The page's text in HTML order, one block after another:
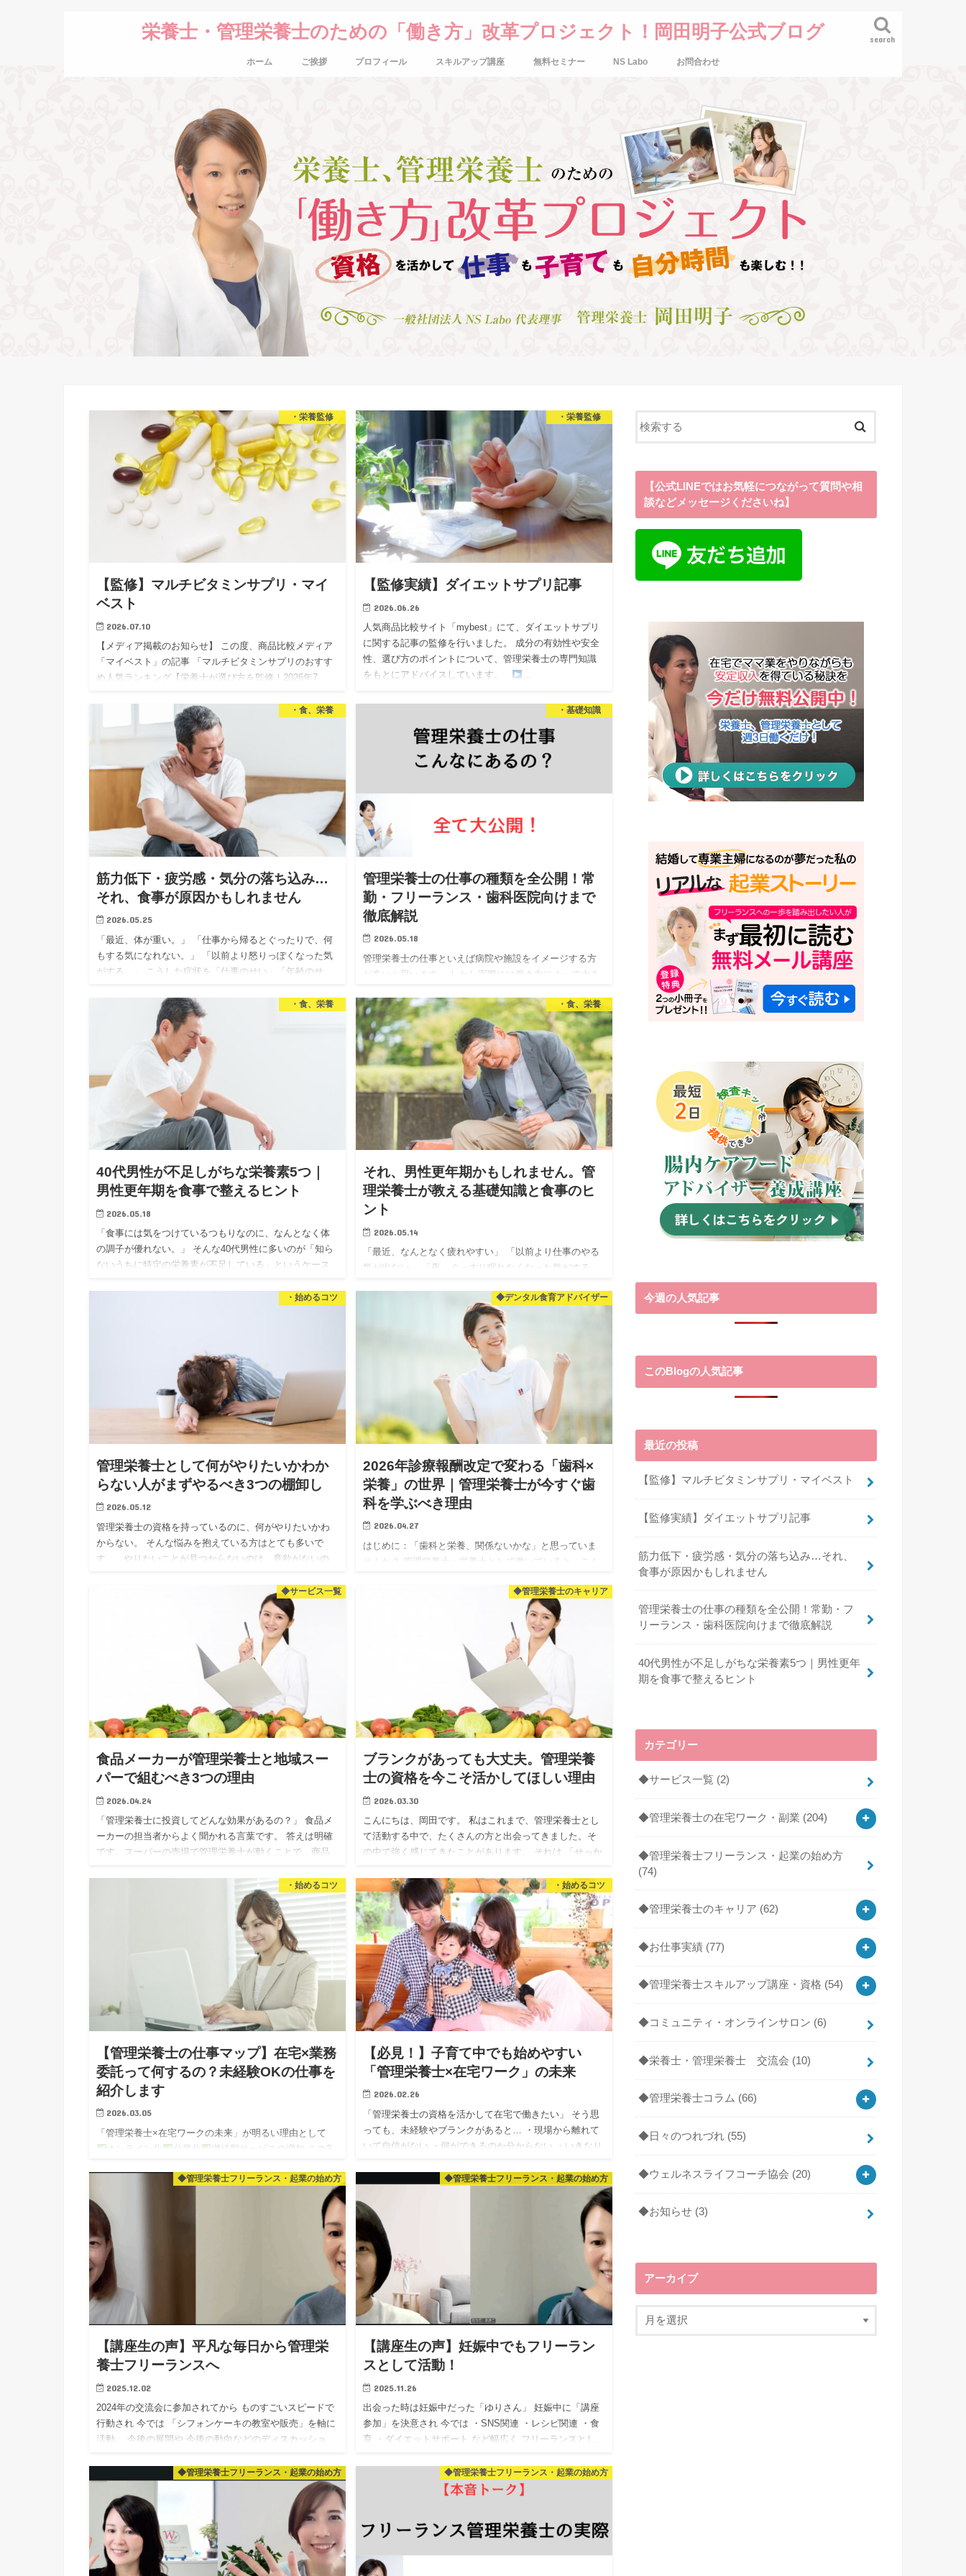
栄養士・管理栄養士のための「働き方」改革プロジェクト！岡田明子公式ブログ search
ホーム ご挨拶 プロフィール スキルアップ講座 無料セミナー NS Labo お問合わせ
・栄養監修
【監修】マルチビタミンサプリ・マイ
ベスト
2026.07.10
【メディア掲載のお知らせ】 この度、商品比較メディア
「マイベスト」の記事 「マルチビタミンサプリのおすす
め人気ランキング【栄養士が選び方を監修！2026年7
・栄養監修
【監修実績】ダイエットサプリ記事
2026.06.26
人気商品比較サイト「mybest」にて、ダイエットサプリ
に関する記事の監修を行いました。 成分の有効性や安全
性、選び方のポイントについて、管理栄養士の専門知識
をもとにアドバイスしています。
…
・食、栄養
筋力低下・疲労感・気分の落ち込み…
それ、食事が原因かもしれません
2026.05.25
「最近、体が重い。」 「仕事から帰るとぐったりで、何
もする気になれない。」 「以前より怒りっぽくなった気
がする。」 こうした症状を「仕事のせい」「年齢のせ
「食事がその…
・基礎知識
管理栄養士の仕事の種類を全公開！常
勤・フリーランス・歯科医院向けまで
徹底解説
2026.05.18
管理栄養士の仕事といえば病院や施設をイメージする方
が多いと思います。 しかし実際には働き方によって大き
す。 「自分に合った仕事が見つからない」 「資格を活か
したいけど何…
・食、栄養
40代男性が不足しがちな栄養素5つ｜
男性更年期を食事で整えるヒント
2026.05.18
「食事には気をつけているつもりなのに、なんとなく体
の調子が優れない。」 そんな40代男性に多いのが「知ら
ないうちに特定の栄養素が不足している」というケース
・食、栄養
それ、男性更年期かもしれません。管
理栄養士が教える基礎知識と食事のヒ
ント
2026.05.14
「最近、なんとなく疲れやすい」 「以前より仕事のやる
気が出ない」 「夜、ぐっすり眠れなくなった気がする」
している…。 そんな40〜50代男性のお悩み、実は「男性
・始めるコツ
管理栄養士として何がやりたいかわか
らない人がまずやるべき3つの棚卸し
2026.05.12
管理栄養士の資格を持っているのに、何がやりたいかわ
からない。 そんな悩みを抱えている方はとても多いで
す。 やりたいことが見つからないのは、意欲がないの
◆デンタル食育アドバイザー
2026年診療報酬改定で変わる「歯科×
栄養」の世界｜管理栄養士が今すぐ歯
科を学ぶべき理由
2026.04.27
はじめに：「歯科と栄養、関係ないかな」と思っていま
せんか？ 管理栄養士・栄養士として働いていると、こん
取ったのに、なんかやりがいを感じられない」 「残業が
◆サービス一覧
食品メーカーが管理栄養士と地域スー
パーで組むべき3つの理由
2026.04.24
「管理栄養士に投資してどんな効果があるの？」 食品メ
ーカーの担当者からよく聞かれる言葉です。 答えは明確
です。スーパーの売場で管理栄養士が動くことで、商品
◆管理栄養士のキャリア
ブランクがあっても大丈夫。管理栄養
士の資格を今こそ活かしてほしい理由
2026.03.30
こんにちは、岡田です。 私はこれまで、管理栄養士とし
て活動する中で、たくさんの方と出会ってきました。そ
の中で強く感じてきたことがあります。 それは 「せっか
てしまっている…
・始めるコツ
【管理栄養士の仕事マップ】在宅×業務
委託って何するの？未経験OKの仕事を
紹介します
2026.03.05
「管理栄養士×在宅ワークの未来」が明るい理由として
オンライン化
分業化
継続型サービスの増加 この3
り口として A）添削…
・始めるコツ
【必見！】子育て中でも始めやすい
「管理栄養士×在宅ワーク」の未来
2026.02.26
「管理栄養士の資格を活かして在宅で働きたい」 そう思
っても、未経験やブランクがあると… ・現場から離れて
いて自信がない ・何ができるのか分からない ・いきなり
◆管理栄養士フリーランス・起業の始め方
【講座生の声】平凡な毎日から管理栄
養士フリーランスへ
2025.12.02
2024年の交流会に参加されてから ものすごいスピードで
行動され 今では 「シフォンケーキの教室や販売」を軸に
活動。 今後の展開や 今後の動向などのディスカッショ
◆管理栄養士フリーランス・起業の始め方
【講座生の声】妊娠中でもフリーラン
スとして活動！
2025.11.26
出会った時は妊娠中だった「ゆりさん」 妊娠中に「講座
参加」を決意され 今では ・SNS関連 ・レシピ関連 ・食
育 ・ダイエットサポート など幅広く フリーランスとし
◆管理栄養士フリーランス・起業の始め方 ◆管理栄養士フリーランス・起業の始め方
【公式LINEではお気軽につながって質問や相
談などメッセージくださいね】
今週の人気記事
このBlogの人気記事
最近の投稿
【監修】マルチビタミンサプリ・マイベスト
【監修実績】ダイエットサプリ記事
筋力低下・疲労感・気分の落ち込み…それ、
食事が原因かもしれません
管理栄養士の仕事の種類を全公開！常勤・フ
リーランス・歯科医院向けまで徹底解説
40代男性が不足しがちな栄養素5つ｜男性更年
期を食事で整えるヒント
カテゴリー
◆サービス一覧 (2)
◆管理栄養士の在宅ワーク・副業 (204)
◆管理栄養士フリーランス・起業の始め方
(74)
◆管理栄養士のキャリア (62)
◆お仕事実績 (77)
◆管理栄養士スキルアップ講座・資格 (54)
◆コミュニティ・オンラインサロン (6)
◆栄養士・管理栄養士 交流会 (10)
◆管理栄養士コラム (66)
◆日々のつれづれ (55)
◆ウェルネスライフコーチ協会 (20)
◆お知らせ (3)
アーカイブ